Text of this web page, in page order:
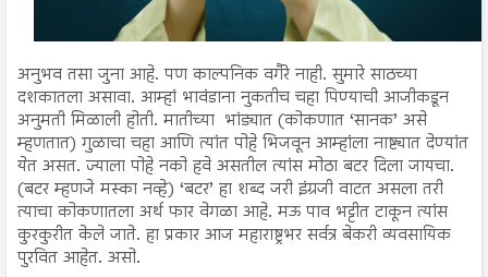
अनुभव तसा जुना आहे. पण काल्पनिक वगैरे नाही. सुमारे साठच्या
दशकातला असावा. आम्हां भावंडाना नुकतीच चहा पिण्याची आजीकडून
अनुमती मिळाली होती. मातीच्या भांड्यात (कोकणात ‘सानक’ असे
म्हणतात) गुळाचा चहा आणि त्यांत पोहे भिजवून आम्हांला नाष्ट्यात देण्यांत
येत असत. ज्याला पोहे नको हवे असतील त्यांस मोठा बटर दिला जायचा.
(बटर म्हणजे मस्का नव्हे) ‘बटर’ हा शब्द जरी इंग्रजी वाटत असला तरी
त्याचा कोकणातला अर्थ फार वेगळा आहे. मऊ पाव भट्टीत टाकून त्यांस
कुरकुरीत केले जाते. हा प्रकार आज महाराष्ट्रभर सर्वत्र बेकरी व्यवसायिक
पुरवित आहेत. असो.